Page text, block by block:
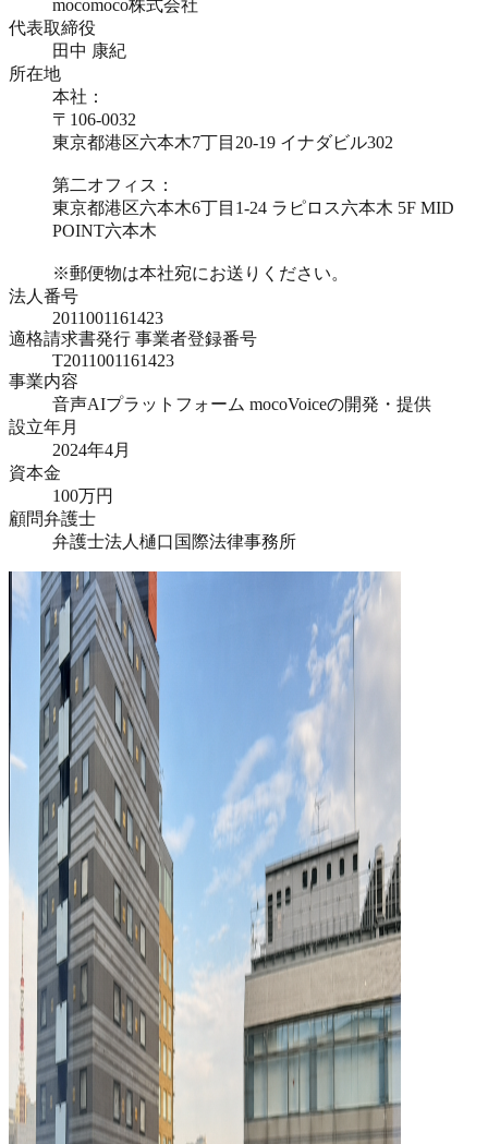
mocomoco株式会社
代表取締役
田中 康紀
所在地
本社：
〒106-0032
東京都港区六本木7丁目20-19 イナダビル302
第二オフィス：
東京都港区六本木6丁目1-24 ラピロス六本木 5F MID
POINT六本木
※郵便物は本社宛にお送りください。
法人番号
2011001161423
適格請求書発行 事業者登録番号
T2011001161423
事業内容
音声AIプラットフォーム mocoVoiceの開発・提供
設立年月
2024年4月
資本金
100万円
顧問弁護士
弁護士法人樋口国際法律事務所